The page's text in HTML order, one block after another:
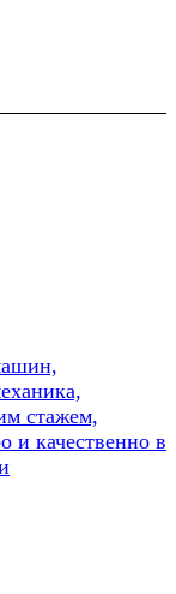
стажем,
и качественно в